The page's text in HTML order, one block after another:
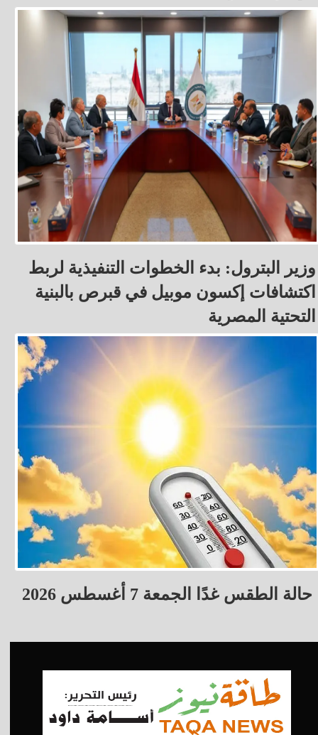
وزير البترول: بدء الخطوات التنفيذية لربط
اكتشافات إكسون موبيل في قبرص بالبنية
التحتية المصرية
حالة الطقس غدًا الجمعة 7 أغسطس 2026